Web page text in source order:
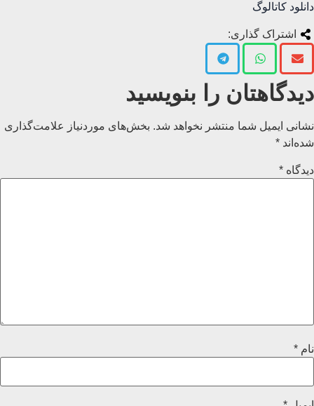
دانلود کاتالوگ
اشتراک گذاری:
دیدگاهتان را بنویسید
نشانی ایمیل شما منتشر نخواهد شد. بخش‌های موردنیاز علامت‌گذاری
شده‌اند *
دیدگاه *
نام *